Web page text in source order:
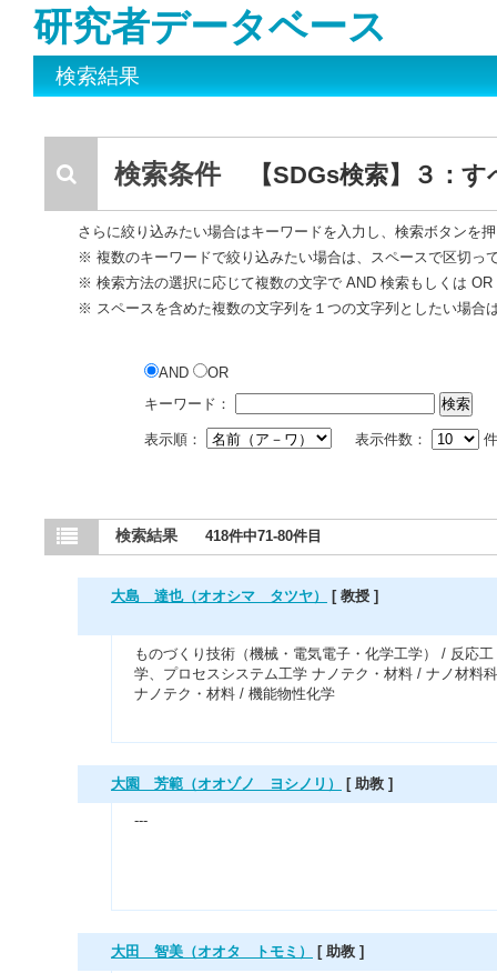
研究者データベース
検索結果
検索条件 【SDGs検索】３：
さらに絞り込みたい場合はキーワードを入力し、検索ボタンを
※ 複数のキーワードで絞り込みたい場合は、スペースで区切っ
※ 検索方法の選択に応じて複数の文字で AND 検索もしくは
※ スペースを含めた複数の文字列を１つの文字列としたい場合
AND
OR
キーワード：
表示順： 表示件数：
検索結果 418件中71-80件目
大島 達也（オオシマ タツヤ） [ 教授 ]
ものづくり技術（機械・電気電子・化学工学） / 反応工
学、プロセスシステム工学 ナノテク・材料 / ナノ材料
ナノテク・材料 / 機能物性化学
大園 芳範（オオゾノ ヨシノリ） [ 助教 ]
---
大田 智美（オオタ トモミ） [ 助教 ]